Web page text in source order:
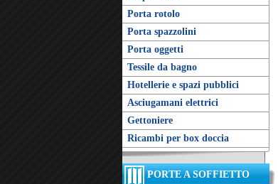
Porta rotolo
Porta spazzolini
Porta oggetti
Tessile da bagno
Hotellerie e spazi pubblici
Asciugamani elettrici
Gettoniere
Ricambi per box doccia
PORTE A SOFFIETTO